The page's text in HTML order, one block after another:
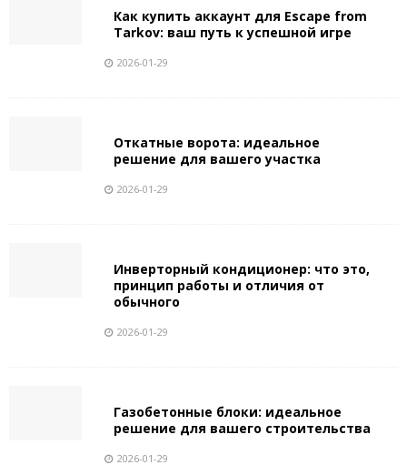
Как купить аккаунт для Escape from
Tarkov: ваш путь к успешной игре
2026-01-29
Откатные ворота: идеальное
решение для вашего участка
2026-01-29
Инверторный кондиционер: что это,
принцип работы и отличия от
обычного
2026-01-29
Газобетонные блоки: идеальное
решение для вашего строительства
2026-01-29